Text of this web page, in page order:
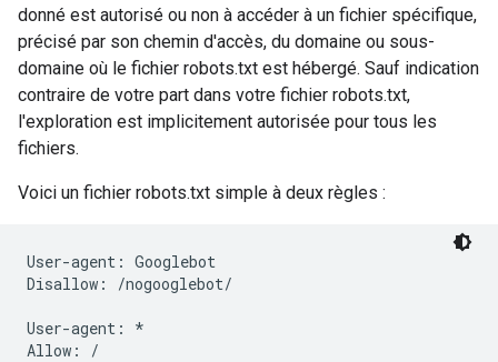
donné est autorisé ou non à accéder à un fichier spécifique,
précisé par son chemin d'accès, du domaine ou sous-
domaine où le fichier robots.txt est hébergé. Sauf indication
contraire de votre part dans votre fichier robots.txt,
l'exploration est implicitement autorisée pour tous les
fichiers.
Voici un fichier robots.txt simple à deux règles :
User-agent: Googlebot
Disallow: /nogooglebot/
User-agent: *
Allow: /